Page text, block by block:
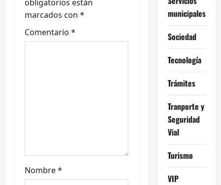
d
e
a
d
obligatorios están
marcados con *
Comentario *
Nombre*
municipales
Sociedad
Tecnología
Trámites
Tranporte y
Seguridad
Vial
Turismo
VIP